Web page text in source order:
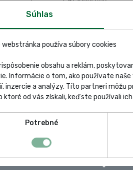
Súhlas
webstránka používa súbory cookies
obsahu a reklám,
Informácie o tom, ako používate
inzercie a analýzy. Títo partneri môžu
ktoré od vás získali, keď ste používali ich
Potrebné